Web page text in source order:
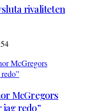
rivaliteten
McGregors
redo”